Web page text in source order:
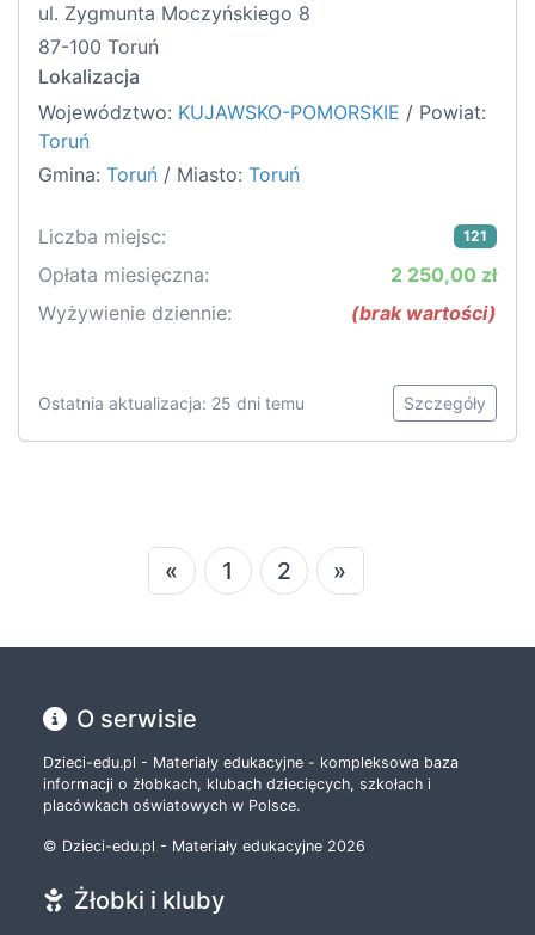
ul. Zygmunta Moczyńskiego 8
87-100 Toruń
Lokalizacja
Województwo: KUJAWSKO-POMORSKIE / Powiat:
Toruń
Gmina: Toruń / Miasto: Toruń
Liczba miejsc: 121
Opłata miesięczna:
2 250,00 zł
Wyżywienie dziennie:
(brak wartości)
Ostatnia aktualizacja: 25 dni temu Szczegóły
« 1 2 »
O serwisie
Dzieci-edu.pl - Materiały edukacyjne - kompleksowa baza
informacji o żłobkach, klubach dziecięcych, szkołach i
placówkach oświatowych w Polsce.
© Dzieci-edu.pl - Materiały edukacyjne 2026
Żłobki i kluby